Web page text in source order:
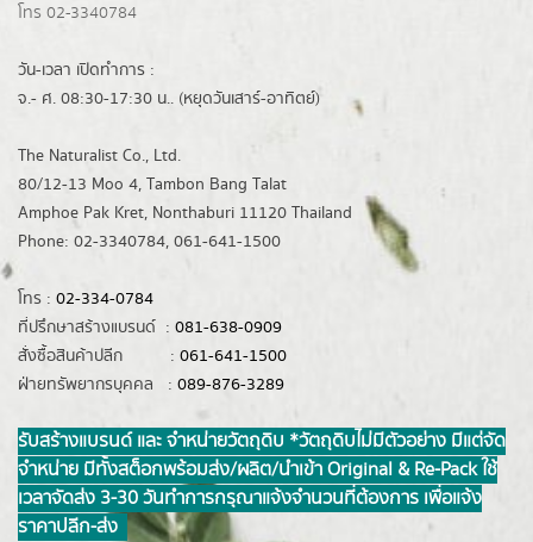
โทร 02-3340784
วัน-เวลา เปิดทำการ :
จ.- ศ. 08:30-17:30 น.. (หยุดวันเสาร์-อาทิตย์)
The Naturalist Co., Ltd.
80/12-13 Moo 4, Tambon Bang Talat
Amphoe Pak Kret, Nonthaburi 11120 Thailand
Phone: 02-3340784, 061-641-1500
โทร : 02-334-0784
ที่ปรึกษาสร้างแบรนด์ : 081-638-0909
สั่งซื้อสินค้าปลีก : 061-641-1500
ฝ่ายทรัพยากรบุคคล : 089-876-3289
รับสร้างแบรนด์ และ จำหน่ายวัตถุดิบ *วัตถุดิบไม่มีตัวอย่าง มีแต่จัด
จำหน่าย มีทั้งสต็อกพร้อมส่ง/ผลิต/นำเข้า Original & Re-Pack ใช้
เวลาจัดส่ง 3-30 วันทำการ กรุณาแจ้งจำนวนที่ต้องการ เพื่อแจ้ง
ราคาปลีก-ส่ง